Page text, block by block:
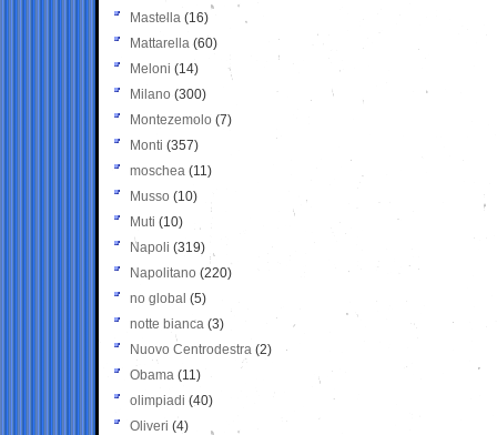
Mastella (16)
Mattarella (60)
Meloni (14)
Milano (300)
Montezemolo (7)
Monti (357)
moschea (11)
Musso (10)
Muti (10)
Napoli (319)
Napolitano (220)
no global (5)
notte bianca (3)
Nuovo Centrodestra (2)
Obama (11)
olimpiadi (40)
Oliveri (4)